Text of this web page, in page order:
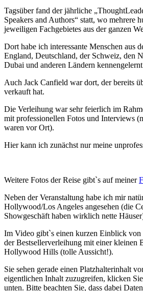
Tagsüber fand der jährliche
Speakers and Authors“ statt, wo mehrere
jeweiligen Fachgebietes aus der ganzen
Dort habe ich interessante Menschen aus
England, Deutschland, der Schweiz, den
Dubai und anderen Ländern
Auch Jack Canfield war dort, der bereits
verkauft hat.
Die Verleihung war sehr feierlich im
mit professionellen Fotos und Interviews
waren vor Ort).
Hier kann ich zunächst nur meine
Weitere Fotos der Reise gibt`s auf meiner
Neben der Veranstaltung habe ich mir
Hollywood/Los Angeles angesehen (die
Showgeschäft haben wirklich nette
Im Video gibt`s einen kurzen Einblick von
der Bestsellerverleihung mit einer kleinen
Hollywood Hills (tolle Aussicht!).
Sie sehen gerade einen Platzhalterinhalt
eigentlichen Inhalt zuzugreifen, klicken
unten. Bitte beachten Sie, dass dabei